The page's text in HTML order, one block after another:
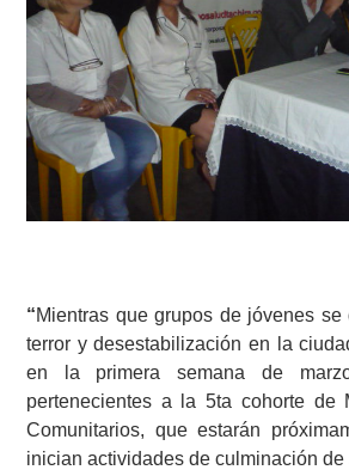
“Mientras que grupos de jóvenes
terror y desestabilización en la
en la primera semana de
pertenecientes a la 5ta cohorte de
Comunitarios, que estarán
inician actividades de culminación